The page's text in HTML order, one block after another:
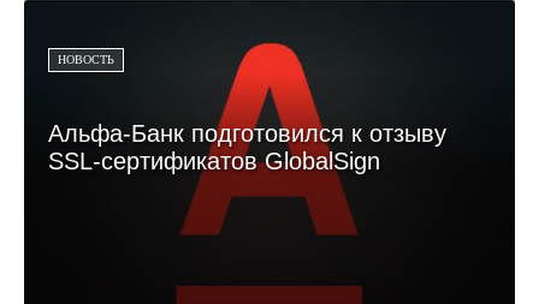
НОВОСТЬ
Альфа-Банк подготовился к отзыву
SSL-сертификатов GlobalSign